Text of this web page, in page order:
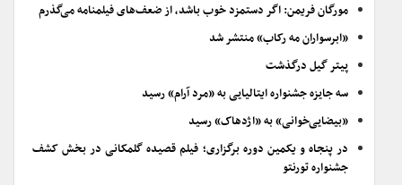
مورگان فریمن: اگر دستمزد خوب باشد، از ضعف‌های فیلمنامه می‌گذرم
«ابرسواران مه رکاب» منتشر شد
پیتر گیل درگذشت
سه جایزه جشنواره ایتالیایی به «مرد آرام» رسید
«بیضایی‌خوانی» به «اژدهاک» رسید
در پنجاه و یکمین دوره برگزاری؛ فیلم قصیده گلمکانی در بخش کشف
جشنواره تورنتو